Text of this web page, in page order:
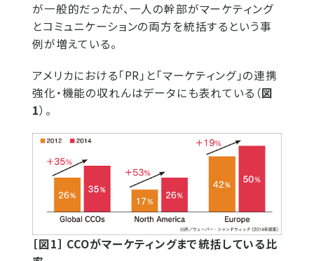
が一般的だったが、一人の幹部がマーケティング
とコミュニケーションの両方を統括するという事
例が増えている。
アメリカにおける「PR」と「マーケティング」の連携
強化・機能の収れんはデータにも表れている（図
1）。
［図1］ CCOがマーケティングまで統括している比